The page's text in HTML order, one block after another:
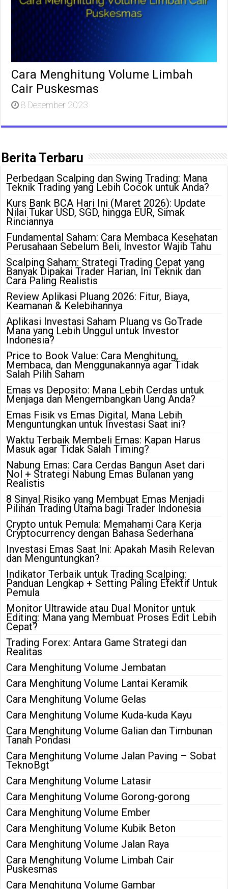
Cara Menghitung Volume Limbah
Cair Puskesmas
8 Desember 2023
Berita Terbaru
Perbedaan Scalping dan Swing Trading: Mana
Teknik Trading yang Lebih Cocok untuk Anda?
Kurs Bank BCA Hari Ini (Maret 2026): Update
Nilai Tukar USD, SGD, hingga EUR, Simak
Rinciannya
Fundamental Saham: Cara Membaca Kesehatan
Perusahaan Sebelum Beli, Investor Wajib Tahu
Scalping Saham: Strategi Trading Cepat yang
Banyak Dipakai Trader Harian, Ini Teknik dan
Cara Paling Realistis
Review Aplikasi Pluang 2026: Fitur, Biaya,
Keamanan & Kelebihannya
Aplikasi Investasi Saham Pluang vs GoTrade
Mana yang Lebih Unggul untuk Investor
Indonesia?
Price to Book Value: Cara Menghitung,
Membaca, dan Menggunakannya agar Tidak
Salah Pilih Saham
Emas vs Deposito: Mana Lebih Cerdas untuk
Menjaga dan Mengembangkan Uang Anda?
Emas Fisik vs Emas Digital, Mana Lebih
Menguntungkan untuk Investasi Saat ini?
Waktu Terbaik Membeli Emas: Kapan Harus
Masuk agar Tidak Salah Timing?
Nabung Emas: Cara Cerdas Bangun Aset dari
Nol + Strategi Nabung Emas Bulanan yang
Realistis
8 Sinyal Risiko yang Membuat Emas Menjadi
Pilihan Trading Utama bagi Trader Indonesia
Crypto untuk Pemula: Memahami Cara Kerja
Cryptocurrency dengan Bahasa Sederhana
Investasi Emas Saat Ini: Apakah Masih Relevan
dan Menguntungkan?
Indikator Terbaik untuk Trading Scalping:
Panduan Lengkap + Setting Paling Efektif Untuk
Pemula
Monitor Ultrawide atau Dual Monitor untuk
Editing: Mana yang Membuat Proses Edit Lebih
Cepat?
Trading Forex: Antara Game Strategi dan
Realitas
Cara Menghitung Volume Jembatan
Cara Menghitung Volume Lantai Keramik
Cara Menghitung Volume Gelas
Cara Menghitung Volume Kuda-kuda Kayu
Cara Menghitung Volume Galian dan Timbunan
Tanah Pondasi
Cara Menghitung Volume Jalan Paving – Sobat
TeknoBgt
Cara Menghitung Volume Latasir
Cara Menghitung Volume Gorong-gorong
Cara Menghitung Volume Ember
Cara Menghitung Volume Kubik Beton
Cara Menghitung Volume Jalan Raya
Cara Menghitung Volume Limbah Cair
Puskesmas
Cara Menghitung Volume Gambar